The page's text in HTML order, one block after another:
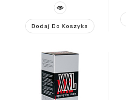
Dodaj Do Koszyka